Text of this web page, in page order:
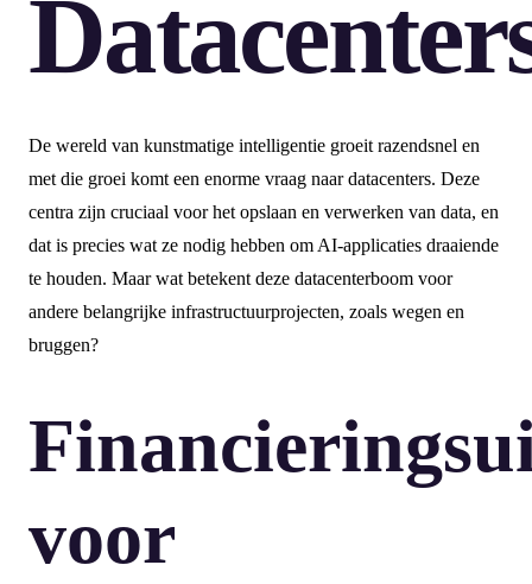
De wereld van kunstmatige intelligentie groeit razendsnel en
met die groei komt een enorme vraag naar datacenters. Deze
centra zijn cruciaal voor het opslaan en verwerken van data, en
dat is precies wat ze nodig hebben om AI-applicaties draaiende
te houden. Maar wat betekent deze datacenterboom voor
andere belangrijke infrastructuurprojecten, zoals wegen en
bruggen?
voor